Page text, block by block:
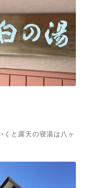
くと露天の寝湯は八ヶ